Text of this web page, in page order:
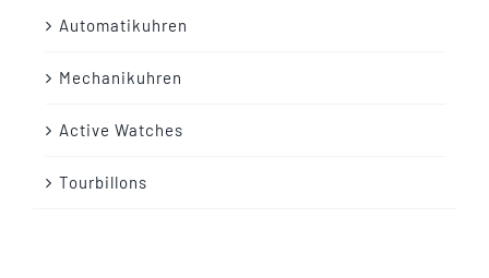
Automatikuhren
Mechanikuhren
Active Watches
Tourbillons